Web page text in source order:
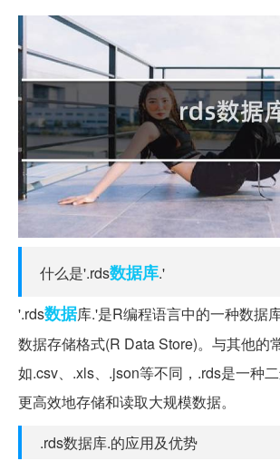
什么是'.rds数据库.'
'.rds数据库.'是R编程语言中的一种数据
数据存储格式(R Data Store)。与其他的
如.csv、.xls、.json等不同，.rds是一种
更高效地存储和读取大规模数据。
.rds数据库.的应用及优势